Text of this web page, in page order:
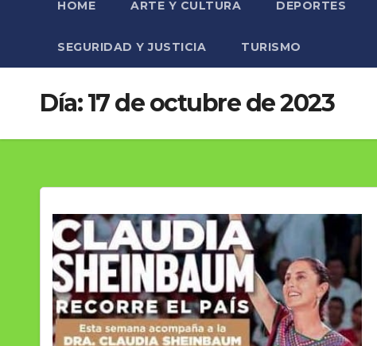
HOME ARTE Y CULTURA DEPORTES
SEGURIDAD Y JUSTICIA TURISMO
Día:17 de octubre de 2023